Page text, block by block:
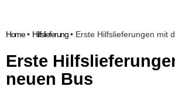
Home• Hilfslieferung• Erste Hilfslieferungen mit
Erste
neuen Bus